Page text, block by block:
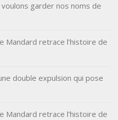
voulons garder nos noms de
Mandard retrace l’histoire de
double expulsion qui pose
Mandard retrace l’histoire de